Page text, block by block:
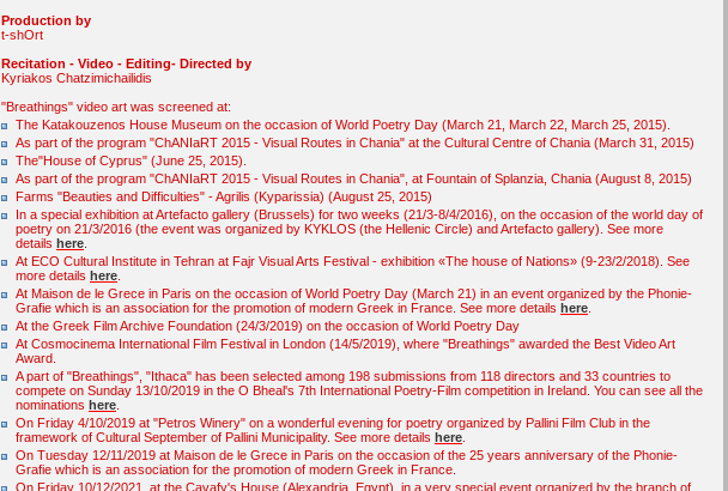
Production by
t-shOrt
Recitation - Video - Editing- Directed by
Kyriakos Chatzimichailidis
"Breathings" video art was screened at:
The Katakouzenos House Museum on the occasion of World Poetry Day (March 21, March 22, March 25, 2015).
As part of the program "ChANIaRT 2015 - Visual Routes in Chania" at the Cultural Centre of Chania (March 31, 2015)
The"House of Cyprus" (June 25, 2015).
As part of the program "ChANIaRT 2015 - Visual Routes in Chania", at Fountain of Splanzia, Chania (August 8, 2015)
Farms "Beauties and Difficulties" - Agrilis (Kyparissia) (August 25, 2015)
In a special exhibition at Artefacto gallery (Brussels) for two weeks (21/3-8/4/2016), on the occasion of the world day of
poetry on 21/3/2016 (the event was organized by KYKLOS (the Hellenic Circle) and Artefacto gallery). See more
details here
At ΕCO Cultural Institute in Tehran at Fajr Visual Arts Festival - exhibition «The house of Nations» (9-23/2/2018). See
more details here
At Maison de le Grece in Paris on the occasion of World Poetry Day (March 21) in an event organized by the Phonie-
Grafie which is an association for the promotion of modern Greek in France. See more details here
At the Greek Film Archive Foundation (24/3/2019) on the occasion of World Poetry Day
At Cosmocinema International Film Festival in London (14/5/2019), where "Breathings" awarded the Best Video Art
Award.
A part of "Breathings", "Ithaca" has been selected among 198 submissions from 118 directors and 33 countries to
compete on Sunday 13/10/2019 in the O Bheal's 7th International Poetry-Film competition in Ireland. You can see all the
nominations here
On Friday 4/10/2019 at "Petros Winery" on a wonderful evening for poetry organized by Pallini Film Club in the
framework of Cultural September of Pallini Municipality. See more details here
On Tuesday 12/11/2019 at Maison de le Grece in Paris on the occasion of the 25 years anniversary of the Phonie-
Grafie which is an association for the promotion of modern Greek in France.
On Friday 10/12/2021, at the Cavafy's House (Alexandria, Egypt), in a very special event organized by the branch of